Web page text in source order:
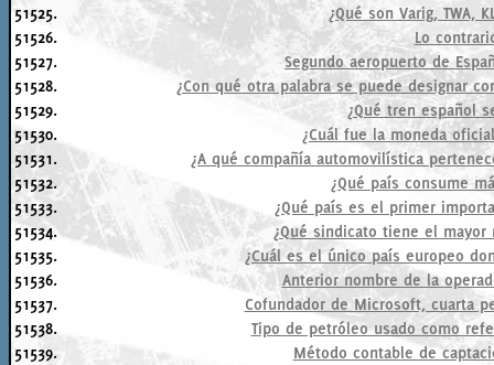
51525.
¿Qué son Varig, TWA,
51526.
Lo
51527.
Segundo aeropuerto de
51528.
¿Con qué otra palabra se puede designar
51529.
¿Qué tren español
51530.
¿Cuál fue la moneda
51531.
¿A qué compañía automovilística
51532.
¿Qué país consume
51533.
¿Qué país es el primer
51534.
¿Qué sindicato tiene el mayor
51535.
¿Cuál es el único país europeo
51536.
Anterior nombre de la
51537.
Cofundador de Microsoft, cuarta
51538.
Tipo de petróleo usado como
51539.
Método contable de